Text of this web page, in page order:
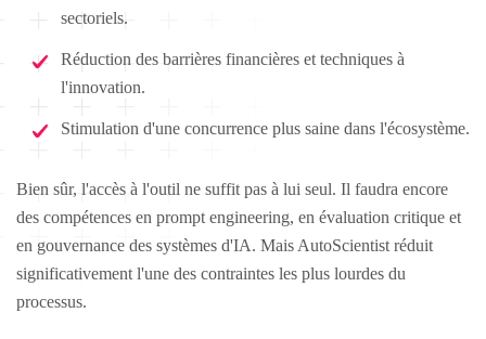
sectoriels.
Réduction des barrières financières et techniques à
l'innovation.
Stimulation d'une concurrence plus saine dans l'écosystème.
Bien sûr, l'accès à l'outil ne suffit pas à lui seul. Il faudra encore
des compétences en prompt engineering, en évaluation critique et
en gouvernance des systèmes d'IA. Mais AutoScientist réduit
significativement l'une des contraintes les plus lourdes du
processus.